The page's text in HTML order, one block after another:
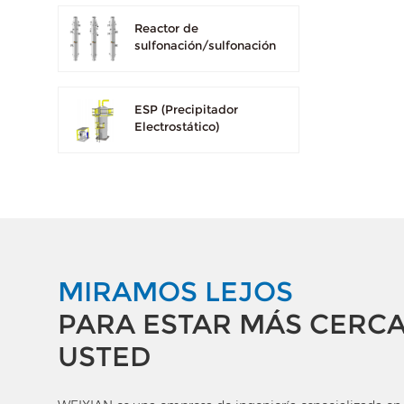
Reactor de
sulfonación/sulfonación
ESP (Precipitador
Electrostático)
MIRAMOS LEJOS
PARA ESTAR MÁS
USTED